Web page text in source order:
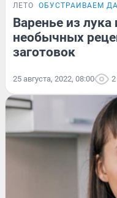
ЛЕТО ОБУСТРАИВАЕМ
Варенье из
необычных
заготовок
25 августа, 2022, 08:00